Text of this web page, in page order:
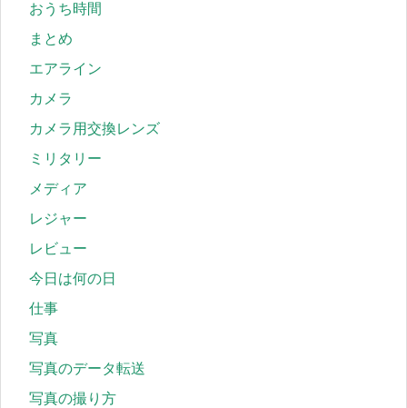
おうち時間
まとめ
エアライン
カメラ
カメラ用交換レンズ
ミリタリー
メディア
レジャー
レビュー
今日は何の日
仕事
写真
写真のデータ転送
写真の撮り方